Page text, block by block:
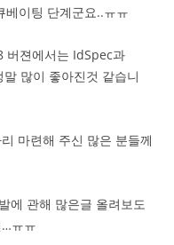
베이팅 단계군요..ㅠㅠ
버젼에서는 IdSpec과
많이 좋아진것 같습니
마련해 주신 많은 분들께
에 관해 많은글 올려보도
…ㅠㅠ